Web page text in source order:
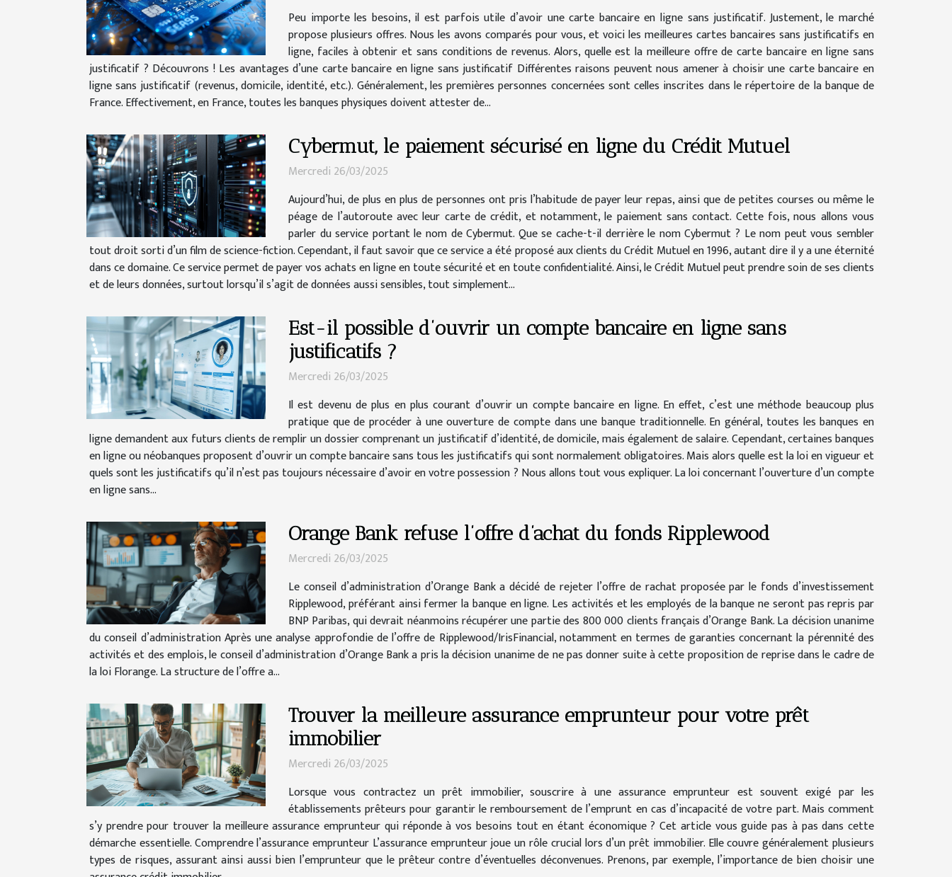
Peu importe les besoins, il est parfois utile d’avoir une carte bancaire en ligne sans justificatif. Justement, le marché
propose plusieurs offres. Nous les avons comparés pour vous, et voici les meilleures cartes bancaires sans justificatifs en
ligne, faciles à obtenir et sans conditions de revenus. Alors, quelle est la meilleure offre de carte bancaire en ligne sans
justificatif ? Découvrons ! Les avantages d’une carte bancaire en ligne sans justificatif Différentes raisons peuvent nous amener à choisir une carte bancaire en
ligne sans justificatif (revenus, domicile, identité, etc.). Généralement, les premières personnes concernées sont celles inscrites dans le répertoire de la banque de
France. Effectivement, en France, toutes les banques physiques doivent attester de...
Cybermut, le paiement sécurisé en ligne du Crédit Mutuel
Mercredi 26/03/2025
Aujourd’hui, de plus en plus de personnes ont pris l’habitude de payer leur repas, ainsi que de petites courses ou même le
péage de l’autoroute avec leur carte de crédit, et notamment, le paiement sans contact. Cette fois, nous allons vous
parler du service portant le nom de Cybermut. Que se cache-t-il derrière le nom Cybermut ? Le nom peut vous sembler
tout droit sorti d’un film de science-fiction. Cependant, il faut savoir que ce service a été proposé aux clients du Crédit Mutuel en 1996, autant dire il y a une éternité
dans ce domaine. Ce service permet de payer vos achats en ligne en toute sécurité et en toute confidentialité. Ainsi, le Crédit Mutuel peut prendre soin de ses clients
et de leurs données, surtout lorsqu’il s’agit de données aussi sensibles, tout simplement...
Est-il possible d’ouvrir un compte bancaire en ligne sans
justificatifs ?
Mercredi 26/03/2025
Il est devenu de plus en plus courant d’ouvrir un compte bancaire en ligne. En effet, c’est une méthode beaucoup plus
pratique que de procéder à une ouverture de compte dans une banque traditionnelle. En général, toutes les banques en
ligne demandent aux futurs clients de remplir un dossier comprenant un justificatif d’identité, de domicile, mais également de salaire. Cependant, certaines banques
en ligne ou néobanques proposent d’ouvrir un compte bancaire sans tous les justificatifs qui sont normalement obligatoires. Mais alors quelle est la loi en vigueur et
quels sont les justificatifs qu’il n’est pas toujours nécessaire d’avoir en votre possession ? Nous allons tout vous expliquer. La loi concernant l’ouverture d’un compte
en ligne sans...
Orange Bank refuse l’offre d’achat du fonds Ripplewood
Mercredi 26/03/2025
Le conseil d’administration d’Orange Bank a décidé de rejeter l’offre de rachat proposée par le fonds d’investissement
Ripplewood, préférant ainsi fermer la banque en ligne. Les activités et les employés de la banque ne seront pas repris par
BNP Paribas, qui devrait néanmoins récupérer une partie des 800 000 clients français d’Orange Bank. La décision unanime
du conseil d’administration Après une analyse approfondie de l’offre de Ripplewood/IrisFinancial, notamment en termes de garanties concernant la pérennité des
activités et des emplois, le conseil d’administration d’Orange Bank a pris la décision unanime de ne pas donner suite à cette proposition de reprise dans le cadre de
la loi Florange. La structure de l’offre a...
Trouver la meilleure assurance emprunteur pour votre prêt
immobilier
Mercredi 26/03/2025
Lorsque vous contractez un prêt immobilier, souscrire à une assurance emprunteur est souvent exigé par les
établissements prêteurs pour garantir le remboursement de l’emprunt en cas d’incapacité de votre part. Mais comment
s’y prendre pour trouver la meilleure assurance emprunteur qui réponde à vos besoins tout en étant économique ? Cet article vous guide pas à pas dans cette
démarche essentielle. Comprendre l’assurance emprunteur L’assurance emprunteur joue un rôle crucial lors d’un prêt immobilier. Elle couvre généralement plusieurs
types de risques, assurant ainsi aussi bien l’emprunteur que le prêteur contre d’éventuelles déconvenues. Prenons, par exemple, l’importance de bien choisir une